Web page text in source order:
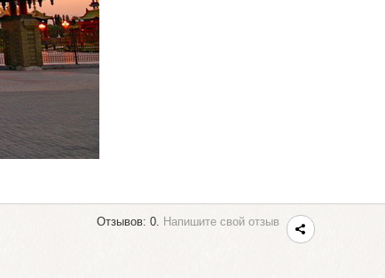
Отзывов: 0. Напишите свой отзыв